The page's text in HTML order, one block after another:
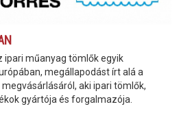
ipari műanyag tömlők egyik
megállapodást írt alá a
megvásárlásáról, aki ipari tömlők,
gyártója és forgalmazója.